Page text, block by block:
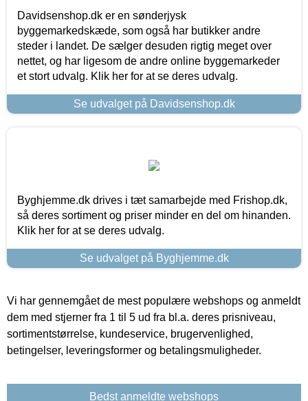
Davidsenshop.dk er en sønderjysk
byggemarkedskæde, som også har butikker andre
steder i landet. De sælger desuden rigtig meget over
nettet, og har ligesom de andre online byggemarkeder
et stort udvalg. Klik her for at se deres udvalg.
Se udvalget på Davidsenshop.dk
Byghjemme.dk drives i tæt samarbejde med Frishop.dk,
så deres sortiment og priser minder en del om hinanden.
Klik her for at se deres udvalg.
Se udvalget på Byghjemme.dk
Vi har gennemgået de mest populære webshops og anmeldt
dem med stjerner fra 1 til 5 ud fra bl.a. deres prisniveau,
sortimentstørrelse, kundeservice, brugervenlighed,
betingelser, leveringsformer og betalingsmuligheder.
Bedst anmeldte webshops